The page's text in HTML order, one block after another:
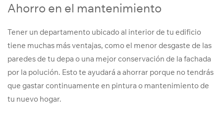
Ahorro en el mantenimiento
Tener un departamento ubicado al interior de tu edificio
tiene muchas más ventajas, como el menor desgaste de las
paredes de tu depa o una mejor conservación de la fachada
por la polución. Esto te ayudará a ahorrar porque no tendrás
que gastar continuamente en pintura o mantenimiento de
tu nuevo hogar.